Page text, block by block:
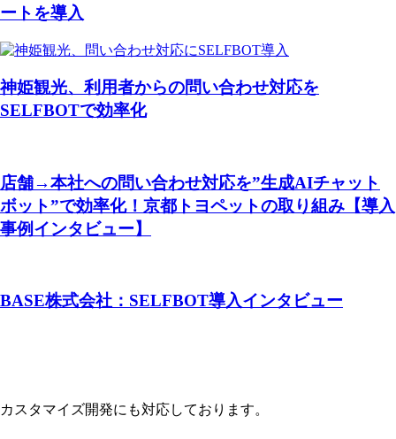
ートを導入
神姫観光、利用者からの問い合わせ対応を
SELFBOTで効率化
店舗→本社への問い合わせ対応を”生成AIチャット
ボット”で効率化！京都トヨペットの取り組み【導入
事例インタビュー】
BASE株式会社：SELFBOT導入インタビュー
カスタマイズ開発にも対応しております。